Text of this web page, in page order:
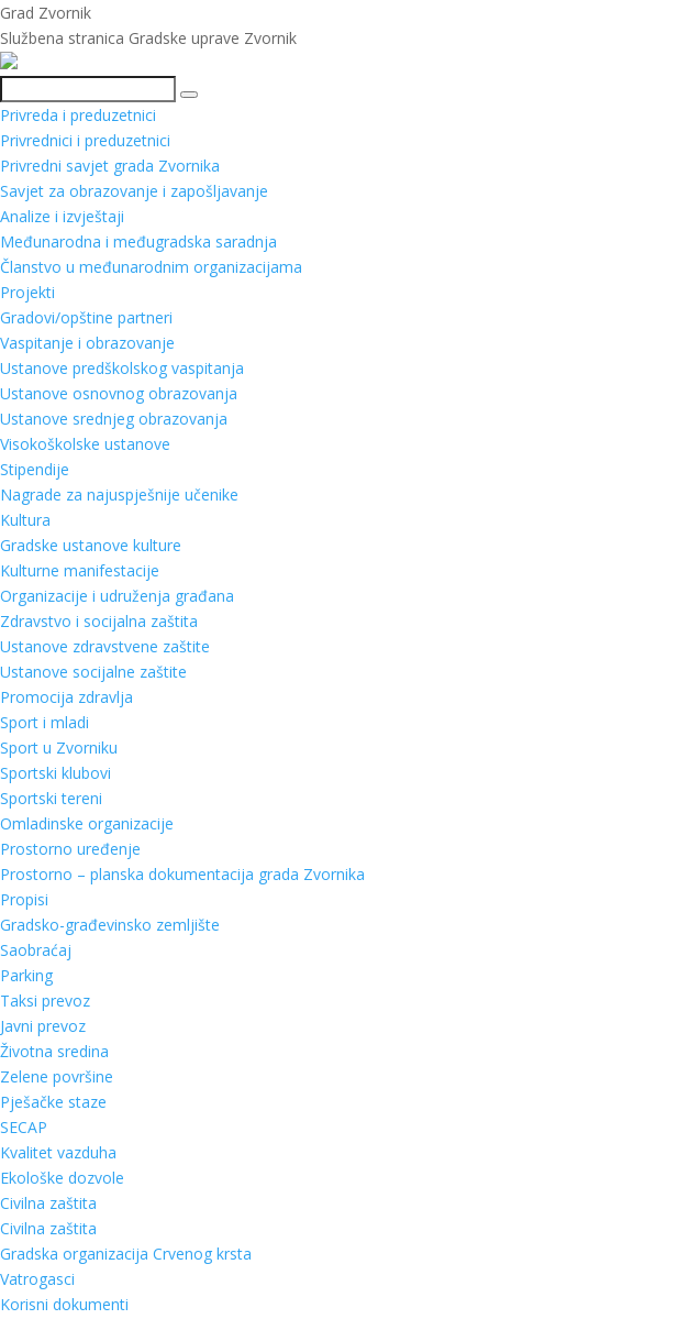
Grad Zvornik
Službena stranica Gradske uprave Zvornik
Pretraga
Privreda i preduzetnici
Privrednici i preduzetnici
Privredni savjet grada Zvornika
Savjet za obrazovanje i zapošljavanje
Analize i izvještaji
Međunarodna i međugradska saradnja
Članstvo u međunarodnim organizacijama
Projekti
Gradovi/opštine partneri
Vaspitanje i obrazovanje
Ustanove predškolskog vaspitanja
Ustanove osnovnog obrazovanja
Ustanove srednjeg obrazovanja
Visokoškolske ustanove
Stipendije
Nagrade za najuspješnije učenike
Kultura
Gradske ustanove kulture
Kulturne manifestacije
Organizacije i udruženja građana
Zdravstvo i socijalna zaštita
Ustanove zdravstvene zaštite
Ustanove socijalne zaštite
Promocija zdravlja
Sport i mladi
Sport u Zvorniku
Sportski klubovi
Sportski tereni
Omladinske organizacije
Prostorno uređenje
Prostorno – planska dokumentacija grada Zvornika
Propisi
Gradsko-građevinsko zemljište
Saobraćaj
Parking
Taksi prevoz
Javni prevoz
Životna sredina
Zelene površine
Pješačke staze
SECAP
Kvalitet vazduha
Ekološke dozvole
Civilna zaštita
Civilna zaštita
Gradska organizacija Crvenog krsta
Vatrogasci
Korisni dokumenti